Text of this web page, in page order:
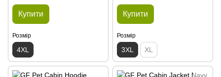
Купити
Розмір
4XL
Купити
Розмір
3XL XL